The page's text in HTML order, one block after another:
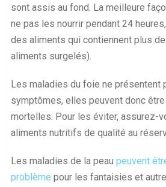
sont assis au fond. La meilleure
ne pas les nourrir pendant 24
des aliments qui contiennent plus
aliments surgelés).
Les maladies du foie ne présentent
symptômes, elles peuvent donc
mortelles. Pour les éviter, assurez-
aliments nutritifs de qualité au
Les maladies de la peau peuvent
problème pour les fantaisies et